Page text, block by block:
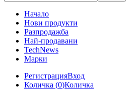
Начало
Нови продукти
Разпродажба
Най-продавани
TechNews
Марки
РегистрацияВход
Количка (0)Количка